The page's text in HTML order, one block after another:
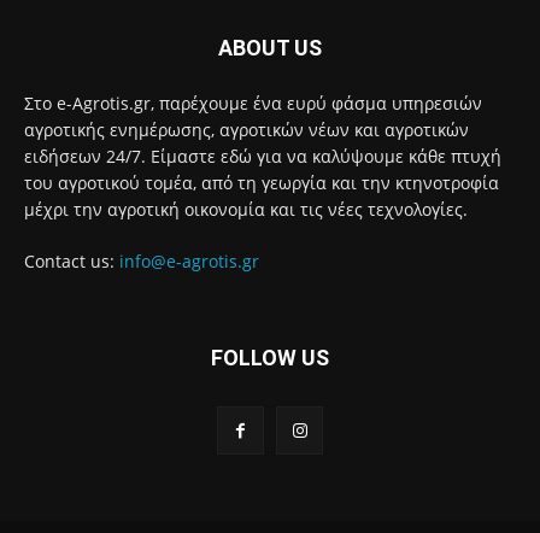
ABOUT US
Στο e-Agrotis.gr, παρέχουμε ένα ευρύ φάσμα υπηρεσιών
αγροτικής ενημέρωσης, αγροτικών νέων και αγροτικών
ειδήσεων 24/7. Είμαστε εδώ για να καλύψουμε κάθε πτυχή
του αγροτικού τομέα, από τη γεωργία και την κτηνοτροφία
μέχρι την αγροτική οικονομία και τις νέες τεχνολογίες.
Contact us: info@e-agrotis.gr
FOLLOW US